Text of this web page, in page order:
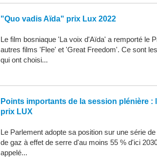
"Quo vadis Aïda" prix Lux 2022
Le film bosniaque 'La voix d'Aïda' a remporté le
autres films 'Flee' et 'Great Freedom'. Ce sont
qui ont choisi...
Points importants de la session plénière :
prix LUX
Le Parlement adopte sa position sur une série
de gaz à effet de serre d'au moins 55 % d'ici
appelé...